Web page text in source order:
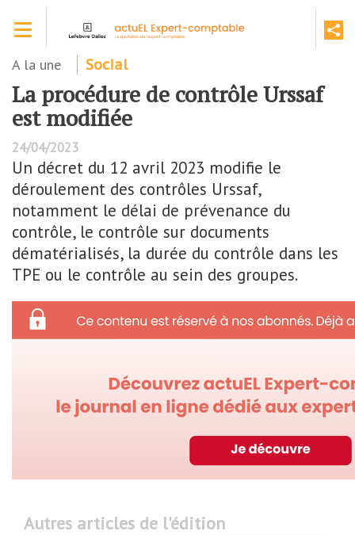
contenu
A la une Social
La procédure de contrôle Urssaf
est modifiée
24/04/2023
Un décret du 12 avril 2023 modifie le
déroulement des contrôles Urssaf,
notamment le délai de prévenance du
contrôle, le contrôle sur documents
dématérialisés, la durée du contrôle dans les
TPE ou le contrôle au sein des groupes.
Autres articles de l'édition